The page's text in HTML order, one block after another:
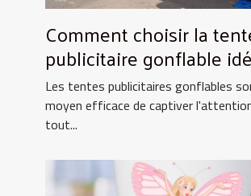
Comment choisir la
publicitaire gonflable
pour vos événements
Les tentes publicitaires gonflables
moyen efficace de captiver
tout...